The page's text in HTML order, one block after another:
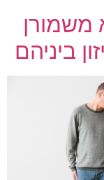
משמורן
ביניהם